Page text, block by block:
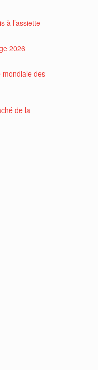
à l’assiette
2026
mondiale des
de la